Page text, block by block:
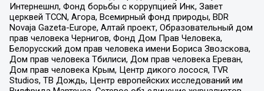
Интернешнл, Фонд борьбы с коррупцией Инк, Завет
церквей TCCN, Агора, Всемирный фонд природы, BDR
Novaja Gazeta-Europe, Алтай проект, Образовательный дом
прав человека Чернигов, Фонд Дом Прав Человека,
Белорусский дом прав человека имени Бориса Звозскова,
Дом прав человека Тбилиси, Дом прав человека Ереван,
Дом прав человека Крым, Центр дикого лосося, TVR
Studios, ТВ Дождь, Центр европейских исследований им